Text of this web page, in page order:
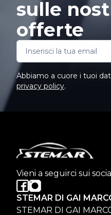
sulle
offerte
Abbiamo a cuore i tuoi
privacy policy.
Vieni a seguirci sui
STEMAR DI GAI
STEMAR DI GAI